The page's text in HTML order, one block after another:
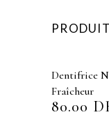
Dentifrice
Fraîcheur
80.00